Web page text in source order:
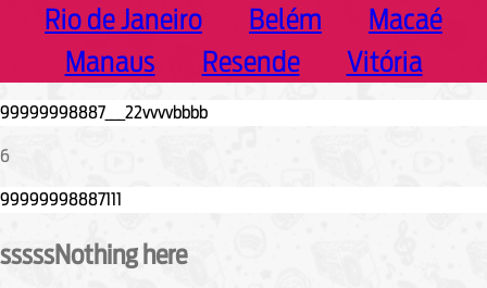
Rio de Janeiro Belém
Macaé
Manaus
Resende Vitória
6
sssssNothing here